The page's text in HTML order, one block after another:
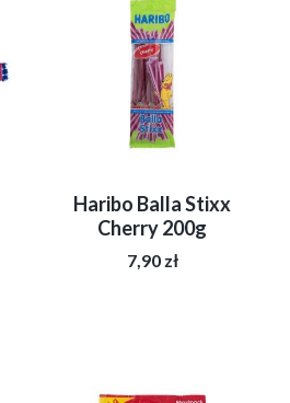
Haribo Balla Stixx
Cherry 200g
7,90 zł